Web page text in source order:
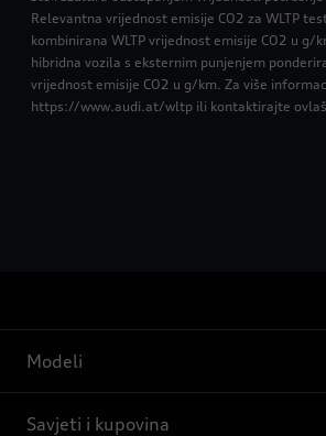
Relevantna vrijednost emisije CO2 za WLTP
kombinirana WLTP vrijednost emisije CO2 u g/
hibridna vozila s eksternim punjenjem
vrijednost emisije CO2 u g/km. Za više
https://www.audi.at/wltp ili kontaktirajte
Modeli
Savjeti i kupovina